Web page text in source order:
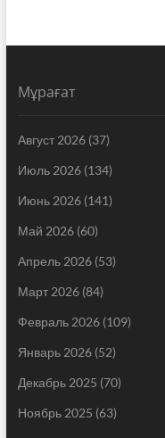
Мұрағат
Август 2026(37)
Июль 2026(134)
Июнь 2026(141)
Май 2026(60)
Апрель 2026(53)
Март 2026(84)
Февраль 2026(109)
Январь 2026(52)
Декабрь 2025 (70)
Ноябрь 2025 (63)